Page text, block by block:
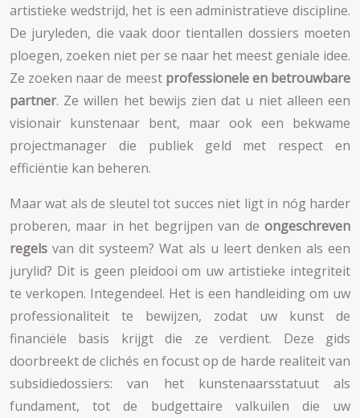
artistieke wedstrijd, het is een administratieve discipline.
De juryleden, die vaak door tientallen dossiers moeten
ploegen, zoeken niet per se naar het meest geniale idee.
Ze zoeken naar de meest professionele en betrouwbare
partner. Ze willen het bewijs zien dat u niet alleen een
visionair kunstenaar bent, maar ook een bekwame
projectmanager die publiek geld met respect en
efficiëntie kan beheren.
Maar wat als de sleutel tot succes niet ligt in nóg harder
proberen, maar in het begrijpen van de ongeschreven
regels van dit systeem? Wat als u leert denken als een
jurylid? Dit is geen pleidooi om uw artistieke integriteit
te verkopen. Integendeel. Het is een handleiding om uw
professionaliteit te bewijzen, zodat uw kunst de
financiële basis krijgt die ze verdient. Deze gids
doorbreekt de clichés en focust op de harde realiteit van
subsidiedossiers: van het kunstenaarsstatuut als
fundament, tot de budgettaire valkuilen die uw